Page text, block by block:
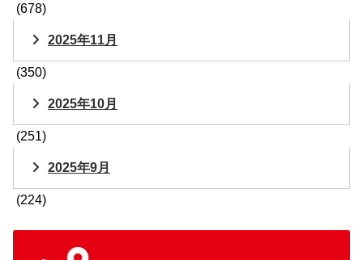
(678)
2025年11月
(350)
2025年10月
(251)
2025年9月
(224)